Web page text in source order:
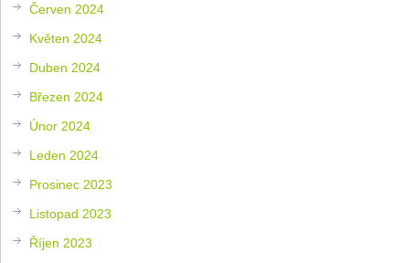
Červen 2024
Květen 2024
Duben 2024
Březen 2024
Únor 2024
Leden 2024
Prosinec 2023
Listopad 2023
Říjen 2023